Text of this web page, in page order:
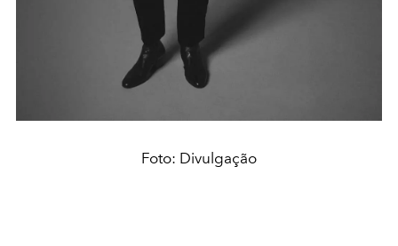
Foto: Divulgação